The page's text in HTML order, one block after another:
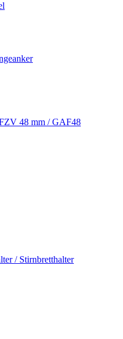
48 mm / GAF48
/ Stirnbretthalter